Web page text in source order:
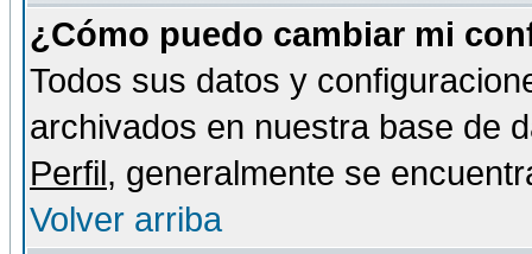
¿Cómo puedo cambiar mi
Todos sus datos y
archivados en nuestra base de
Perfil, generalmente se
Volver arriba